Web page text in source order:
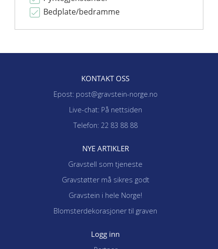
Bedplate/bedramme
KONTAKT OSS
Epost: post@gravstein-norge.no
Live-chat: På nettsiden
Telefon: 22 83 88 88
NYE ARTIKLER
Gravstell som tjeneste
Gravstøtter må sikres godt
Gravstein i hele Norge!
Blomsterdekorasjoner til graven
Logg inn